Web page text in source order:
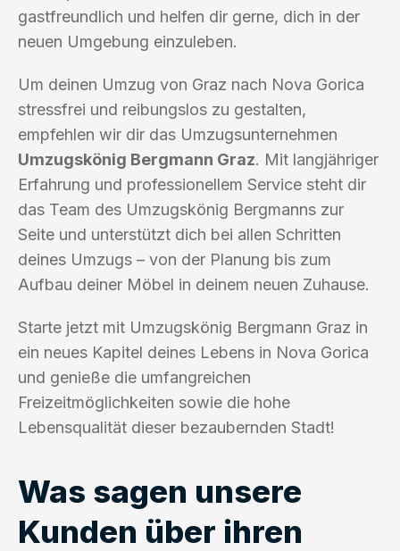
gastfreundlich und helfen dir gerne, dich in der
neuen Umgebung einzuleben.
Um deinen Umzug von Graz nach Nova Gorica
stressfrei und reibungslos zu gestalten,
empfehlen wir dir das Umzugsunternehmen
Umzugskönig Bergmann Graz. Mit langjähriger
Erfahrung und professionellem Service steht dir
das Team des Umzugskönig Bergmanns zur
Seite und unterstützt dich bei allen Schritten
deines Umzugs – von der Planung bis zum
Aufbau deiner Möbel in deinem neuen Zuhause.
Starte jetzt mit Umzugskönig Bergmann Graz in
ein neues Kapitel deines Lebens in Nova Gorica
und genieße die umfangreichen
Freizeitmöglichkeiten sowie die hohe
Lebensqualität dieser bezaubernden Stadt!
Was sagen unsere
Kunden über ihren